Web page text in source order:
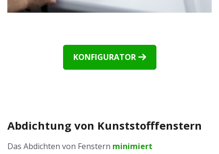
KONFIGURATOR
Abdichtung von Kunststofffenstern
Das Abdichten von Fenstern minimiert